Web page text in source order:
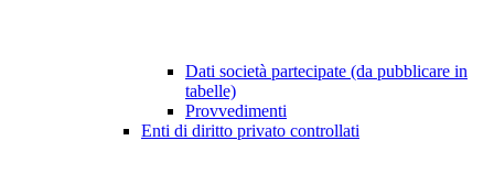
Dati società partecipate (da pubblicare in
tabelle)
Provvedimenti
Enti di diritto privato controllati